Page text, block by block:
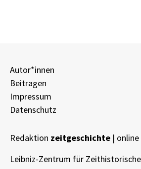
Autor*innen
Beitragen
Impressum
Datenschutz
Redaktion zeitgeschichte | online
Leibniz-Zentrum für